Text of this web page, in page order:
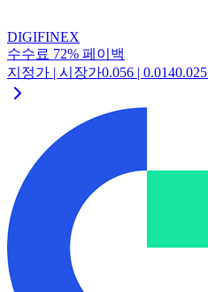
DIGIFINEX
수수료 72% 페이백
지정가 | 시장가0.056 | 0.0140.025